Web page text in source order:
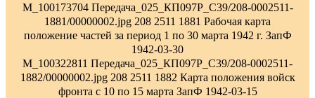
M_100173704 Передача_025_КП097Р_С39/208-0002511-
1881/00000002.jpg 208 2511 1881 Рабочая карта
положение частей за период 1 по 30 марта 1942 г. ЗапФ
1942-03-30
M_100322811 Передача_025_КП097Р_С39/208-0002511-
1882/00000002.jpg 208 2511 1882 Карта положения войск
фронта с 10 по 15 марта ЗапФ 1942-03-15